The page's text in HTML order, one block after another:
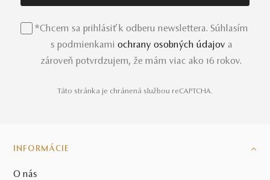
*Chcem sa prihlásiť k odberu newslettera. Súhlasím
s podmienkami ochrany osobných údajov a
zároveň potvrdzujem, že mám viac ako 16 rokov.
Táto stránka je chránená službou reCAPTCHA.
INFORMÁCIE
O nás